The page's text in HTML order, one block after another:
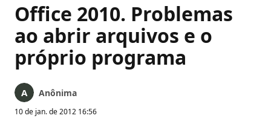
Office 2010. Problemas
ao abrir arquivos e o
próprio programa
Anônima
10 de jan. de 2012 16:56